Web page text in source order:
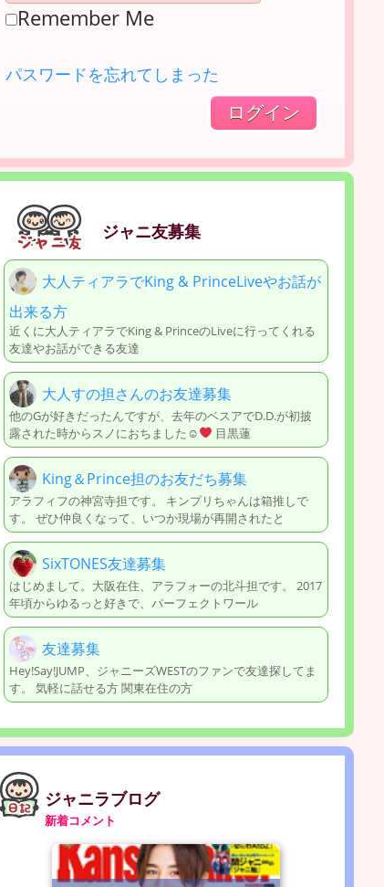
Remember Me
パスワードを忘れてしまった
ジャニ友募集
大人ティアラでKing & PrinceLiveやお話が
出来る方
近くに大人ティアラでKing & PrinceのLiveに行ってくれる
友達やお話ができる友達
大人すの担さんのお友達募集
他のGが好きだったんですが、去年のベスアでD.D.が初披
露された時からスノにおちました☺
目黒蓮
King＆Prince担のお友だち募集
アラフィフの神宮寺担です。 キンプリちゃんは箱推しで
す。 ぜひ仲良くなって、いつか現場が再開されたと
SixTONES友達募集
はじめまして。大阪在住、アラフォーの北斗担です。 2017
年頃からゆるっと好きで、パーフェクトワール
友達募集
Hey!Say!JUMP、ジャニーズWESTのファンで友達探してま
す。 気軽に話せる方 関東在住の方
ジャニラブログ
新着コメント